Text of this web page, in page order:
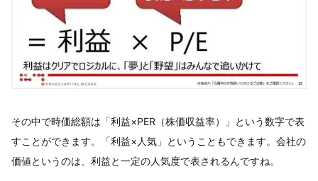
その中で時価総額は「利益×PER（株価収益率）」という数字で表
すことができます。「利益×人気」ということもできます。会社の
価値というのは、利益と一定の人気度で表されるんですね。